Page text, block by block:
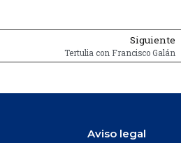
Siguiente
Tertulia con Francisco Galán
Aviso legal